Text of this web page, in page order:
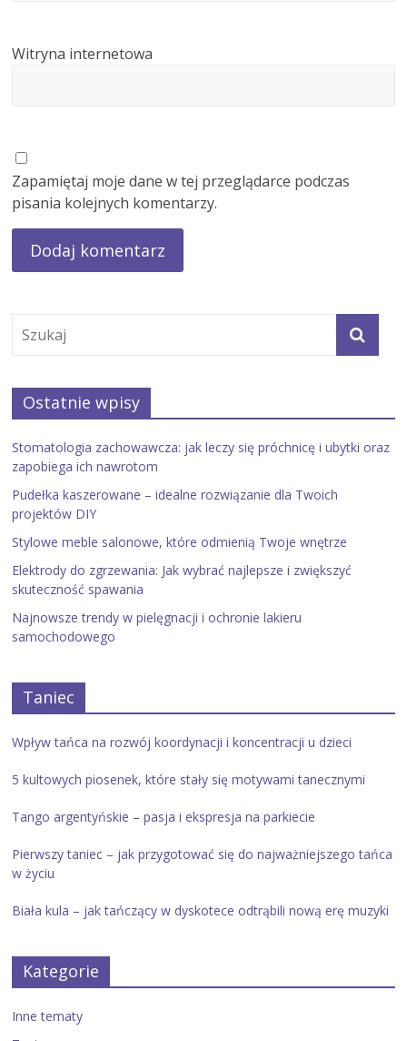
Witryna internetowa
Zapamiętaj moje dane w tej przeglądarce podczas
pisania kolejnych komentarzy.
Ostatnie wpisy
Stomatologia zachowawcza: jak leczy się próchnicę i ubytki oraz
zapobiega ich nawrotom
Pudełka kaszerowane – idealne rozwiązanie dla Twoich
projektów DIY
Stylowe meble salonowe, które odmienią Twoje wnętrze
Elektrody do zgrzewania: Jak wybrać najlepsze i zwiększyć
skuteczność spawania
Najnowsze trendy w pielęgnacji i ochronie lakieru
samochodowego
Taniec
Wpływ tańca na rozwój koordynacji i koncentracji u dzieci
5 kultowych piosenek, które stały się motywami tanecznymi
Tango argentyńskie – pasja i ekspresja na parkiecie
Pierwszy taniec – jak przygotować się do najważniejszego tańca
w życiu
Biała kula – jak tańczący w dyskotece odtrąbili nową erę muzyki
Kategorie
Inne tematy